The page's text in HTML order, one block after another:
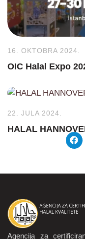
16. OKTOBRA 2024.
OIC Halal Expo
22. JULA 2024.
HALAL
Agencija za